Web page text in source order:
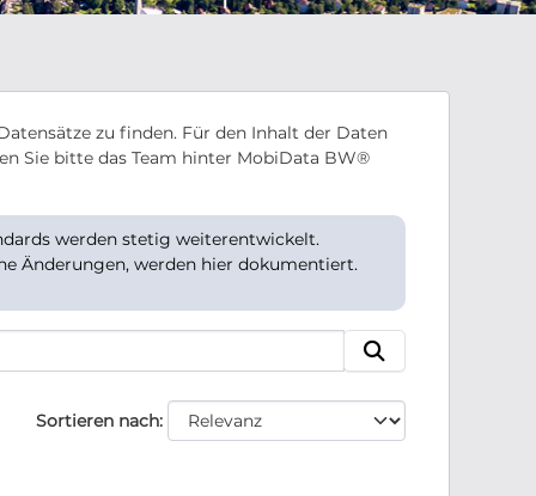
zu finden. Für den Inhalt der Daten
Sie bitte das Team hinter MobiData BW®
werden stetig weiterentwickelt.
Änderungen, werden hier dokumentiert.
Sortieren nach